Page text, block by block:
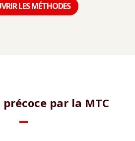
LES MÉTHODES
par la MTC